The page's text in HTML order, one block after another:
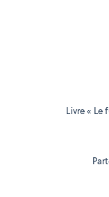
Livre « Le